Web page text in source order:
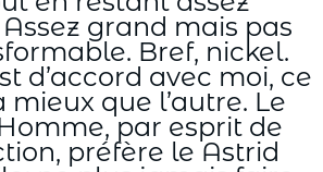
grand mais pas
Bref, nickel.
d’accord avec moi, ce
mieux que l’autre. Le
par esprit de
préfère le Astrid